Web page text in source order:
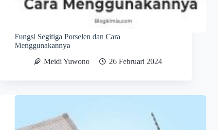
Fungsi Segitiga Porselen dan Cara
Menggunakannya
Meidi Yuwono
26 Februari 2024